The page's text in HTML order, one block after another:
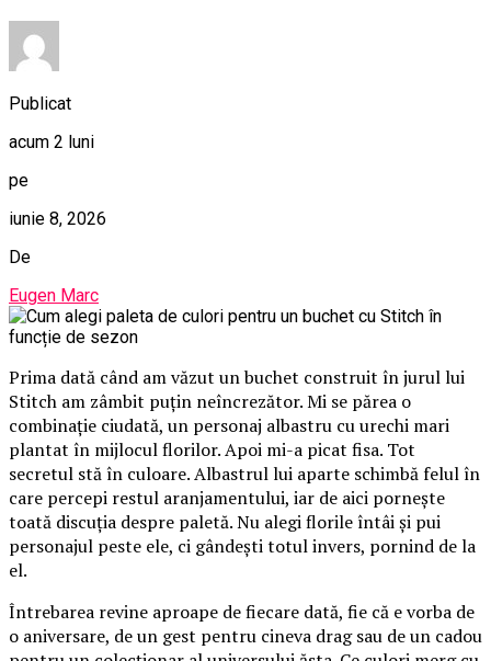
Publicat
acum 2 luni
pe
iunie 8, 2026
De
Eugen Marc
Prima dată când am văzut un buchet construit în jurul lui
Stitch am zâmbit puțin neîncrezător. Mi se părea o
combinație ciudată, un personaj albastru cu urechi mari
plantat în mijlocul florilor. Apoi mi-a picat fisa. Tot
secretul stă în culoare. Albastrul lui aparte schimbă felul în
care percepi restul aranjamentului, iar de aici pornește
toată discuția despre paletă. Nu alegi florile întâi și pui
personajul peste ele, ci gândești totul invers, pornind de la
el.
Întrebarea revine aproape de fiecare dată, fie că e vorba de
o aniversare, de un gest pentru cineva drag sau de un cadou